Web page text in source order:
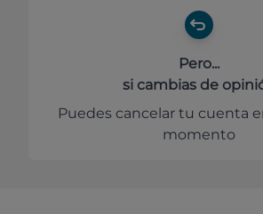
Pero...
si cambias de
Puedes cancelar tu cuenta
momento